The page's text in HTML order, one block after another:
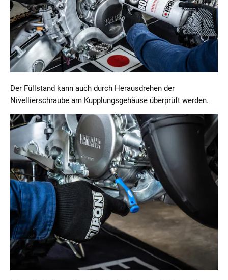
Der Füllstand kann auch durch Herausdrehen der
Nivellierschraube am Kupplungsgehäuse überprüft werden.